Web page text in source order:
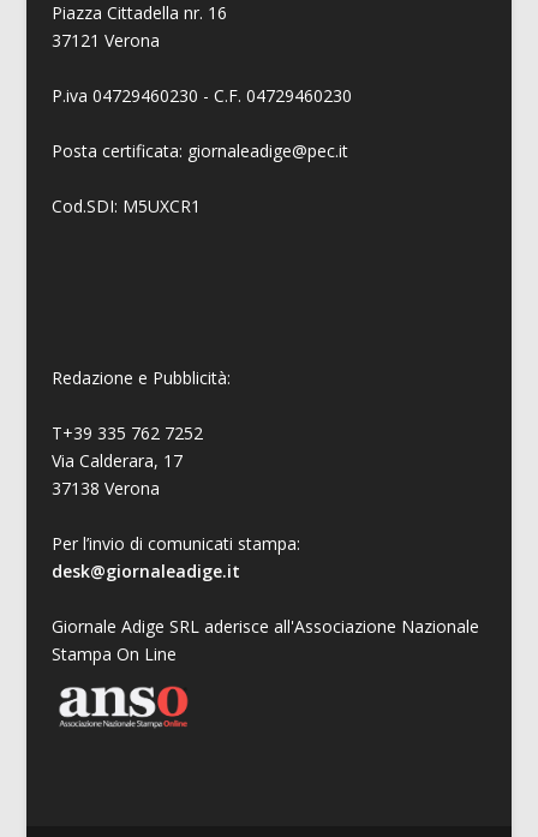
Piazza Cittadella nr. 16
37121 Verona
P.iva 04729460230 - C.F. 04729460230
Posta certificata: giornaleadige@pec.it
Cod.SDI: M5UXCR1
Redazione e Pubblicità:
T+39 335 762 7252
Via Calderara, 17
37138 Verona
Per l’invio di comunicati stampa:
desk@giornaleadige.it
Giornale Adige SRL aderisce all'Associazione Nazionale
Stampa On Line